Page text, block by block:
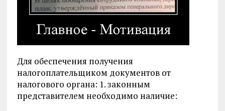
Для обеспечения получения
налогоплательщиком документов от
налогового органа: 1. законным
представителем необходимо наличие: